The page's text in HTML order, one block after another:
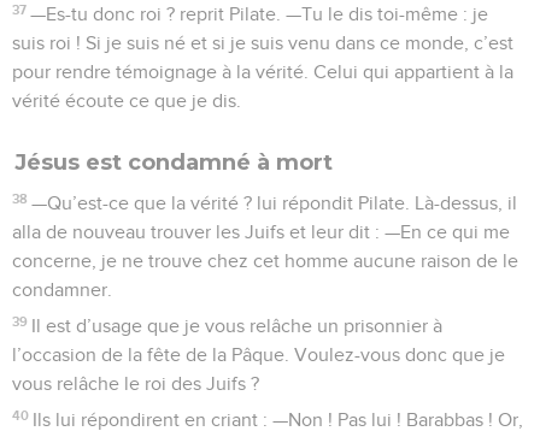
37 —Es-tu donc roi ? reprit Pilate. —Tu le dis toi-même : je
suis roi ! Si je suis né et si je suis venu dans ce monde, c’est
pour rendre témoignage à la vérité. Celui qui appartient à la
vérité écoute ce que je dis.
Jésus est condamné à mort
38 —Qu’est-ce que la vérité ? lui répondit Pilate. Là-dessus, il
alla de nouveau trouver les Juifs et leur dit : —En ce qui me
concerne, je ne trouve chez cet homme aucune raison de le
condamner.
39 Il est d’usage que je vous relâche un prisonnier à
l’occasion de la fête de la Pâque. Voulez-vous donc que je
vous relâche le roi des Juifs ?
40 Ils lui répondirent en criant : —Non ! Pas lui ! Barabbas ! Or,